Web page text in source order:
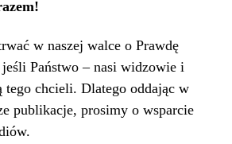
w naszej walce o Prawdę
jeśli Państwo – nasi widzowie i
tego chcieli. Dlatego oddając w
publikacje, prosimy o wsparcie